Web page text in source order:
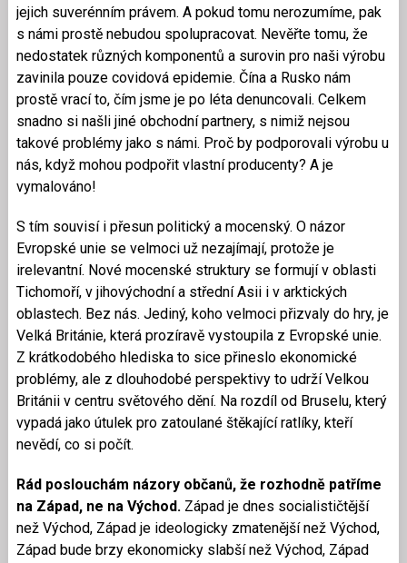
jejich suverénním právem. A pokud tomu nerozumíme, pak
s námi prostě nebudou spolupracovat. Nevěřte tomu, že
nedostatek různých komponentů a surovin pro naši výrobu
zavinila pouze covidová epidemie. Čína a Rusko nám
prostě vrací to, čím jsme je po léta denuncovali. Celkem
snadno si našli jiné obchodní partnery, s nimiž nejsou
takové problémy jako s námi. Proč by podporovali výrobu u
nás, když mohou podpořit vlastní producenty? A je
vymalováno!
S tím souvisí i přesun politický a mocenský. O názor
Evropské unie se velmoci už nezajímají, protože je
irelevantní. Nové mocenské struktury se formují v oblasti
Tichomoří, v jihovýchodní a střední Asii i v arktických
oblastech. Bez nás. Jediný, koho velmoci přizvaly do hry, je
Velká Británie, která prozíravě vystoupila z Evropské unie.
Z krátkodobého hlediska to sice přineslo ekonomické
problémy, ale z dlouhodobé perspektivy to udrží Velkou
Británii v centru světového dění. Na rozdíl od Bruselu, který
vypadá jako útulek pro zatoulané štěkající ratlíky, kteří
nevědí, co si počít.
Rád poslouchám názory občanů, že rozhodně patříme
na Západ, ne na Východ. Západ je dnes socialističtější
než Východ, Západ je ideologicky zmatenější než Východ,
Západ bude brzy ekonomicky slabší než Východ, Západ